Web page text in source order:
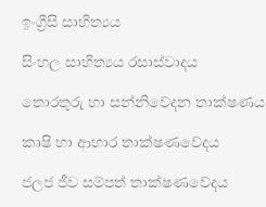
ඉංග්‍රීසි සාහිත්‍යය
සිංහල සාහිත්‍යය රසාස්වාදය
තොරතුරු හා සන්නිවේදන තාක්ෂණය
කෘෂි හා ආහාර තාක්ෂණවේදය
ජලජ ජීව සම්පත් තාක්ෂණවේදය